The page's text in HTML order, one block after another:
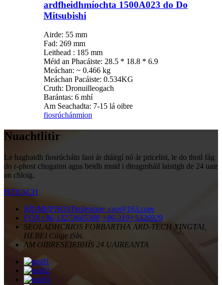
ardfheidhmíochta 1500A023 do Do
Mitsubishi
Airde: 55 mm
Fad: 269 mm
Leithead : 185 mm
Méid an Phacáiste: 28.5 * 18.8 * 6.9
Meáchan: ~ 0.466 kg
Meáchan Pacáiste: 0.534KG
Cruth: Dronuilleogach
Barántas: 6 mhí
Am Seachadta: 7-15 lá oibre
fiosrúchánmion
Nuachtlitir
Le haghaidh fiosrúcháin faoi ár dtáirgí nó ár pricelist, le do thoil fág
do r-phost chugainn agus beidh muid i dteagmháil laistigh de 24 uair
an chloig.
ISTEACH
RÍOMHPHOSTmilestone_ceo@163.com
FÓN+86-13273665388 +86-319+5326929
SEOLADHCRIOS FORBARTHA ARD-TECH XINGTAI,
HEBEI Cúige tSín.
AM OIBRESEIRBHÍS 24 UAIREANTA